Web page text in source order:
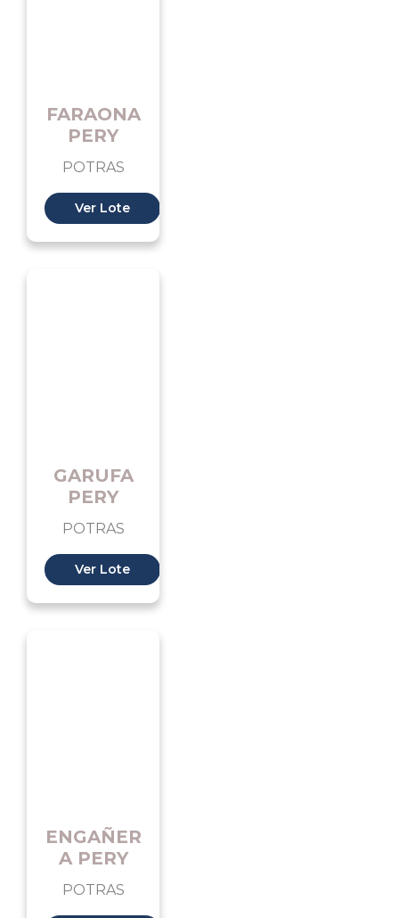
FARAONA
PERY
POTRAS
Ver Lote
GARUFA
PERY
POTRAS
Ver Lote
ENGAÑER
A PERY
POTRAS